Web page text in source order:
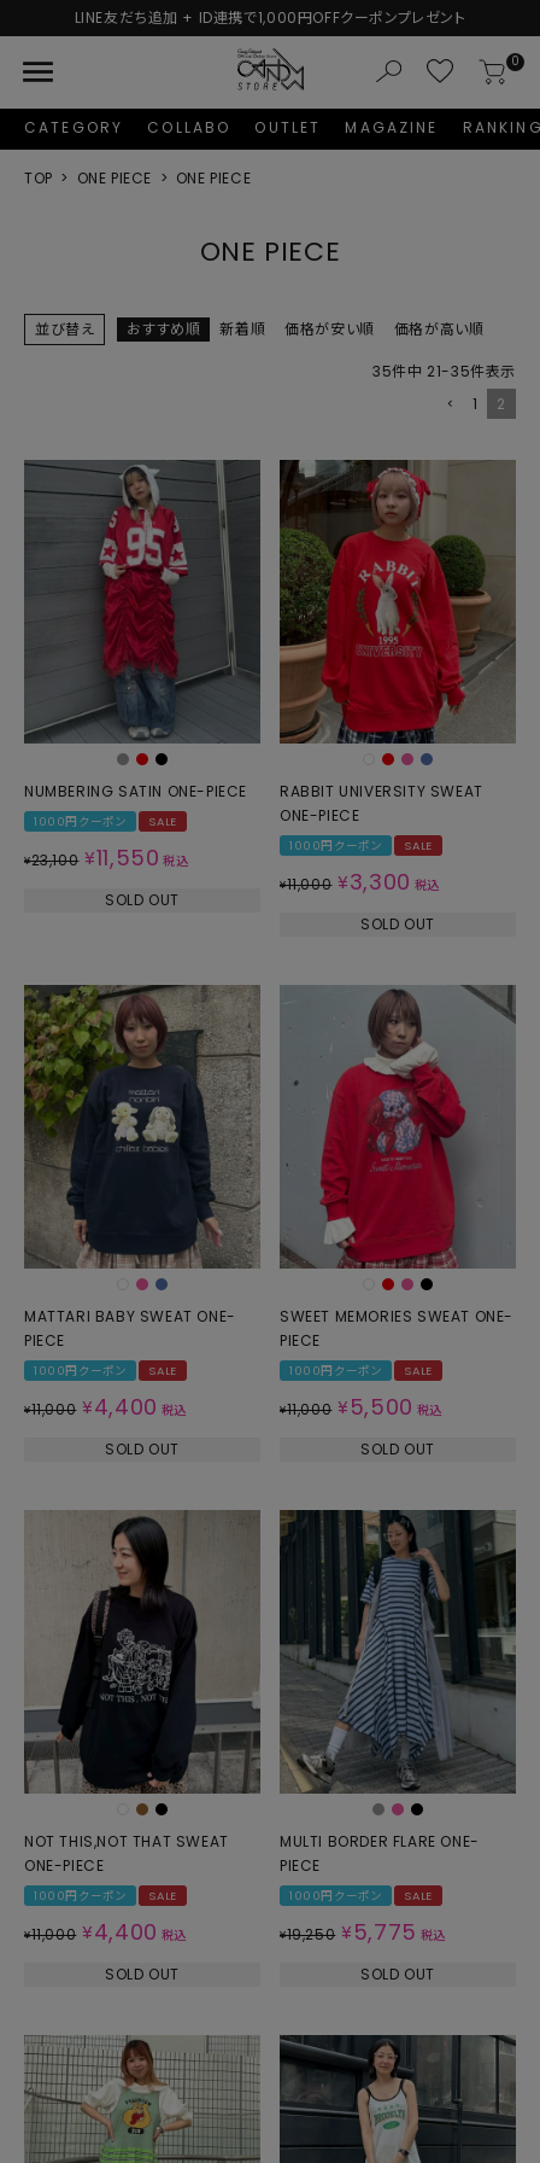
LINE友だち追加 + ID連携で1,000円OFFクーポンプレゼント
menu 0
CATEGORY COLLABO OUTLET MAGAZINE
TOP ONE PIECE ONE PIECE
ONE PIECE
並び替え おすすめ順 新着順 価格が安い順 価格が高い順
35件中 21-35件表示
1
2
NUMBERING SATIN ONE-PIECE
1000円クーポン SALE
¥23,100 ¥11,550 税込
SOLD OUT
RABBIT UNIVERSITY SWEAT
ONE-PIECE
1000円クーポン SALE
¥11,000 ¥3,300 税込
SOLD OUT
MATTARI BABY SWEAT ONE-
PIECE
1000円クーポン SALE
¥11,000 ¥4,400 税込
SOLD OUT
SWEET MEMORIES SWEAT ONE-
PIECE
1000円クーポン SALE
¥11,000 ¥ 5,500 税込
SOLD OUT
NOT THIS,NOT THAT SWEAT
ONE-PIECE
1000円クーポン SALE
¥11,000 ¥4,400 税込
SOLD OUT
MULTI BORDER FLARE ONE-
PIECE
1000円クーポン SALE
¥19,250 ¥ 5,775 税込
SOLD OUT